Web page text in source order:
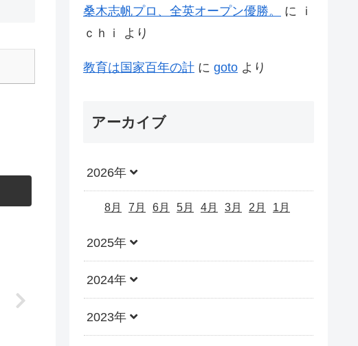
桑木志帆プロ、全英オープン優勝。 に
ｉ
ｃｈｉ
より
教育は国家百年の計 に goto より
アーカイブ
2026年
8月 7月 6月 5月 4月 3月 2月 1月
2025年
2024年
2023年